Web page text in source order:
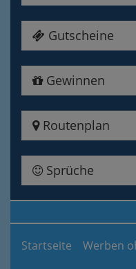
Gutscheine
Gewinnen
Routenplan
Sprüche
Startseite Werben